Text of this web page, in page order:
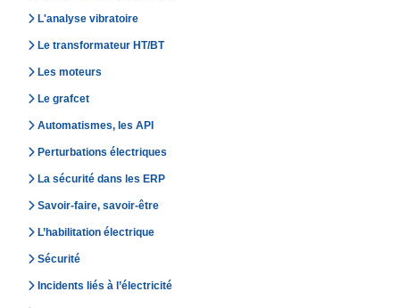
L'analyse vibratoire
Le transformateur HT/BT
Les moteurs
Le grafcet
Automatismes, les API
Perturbations électriques
La sécurité dans les ERP
Savoir-faire, savoir-être
L’habilitation électrique
Sécurité
Incidents liés à l’électricité